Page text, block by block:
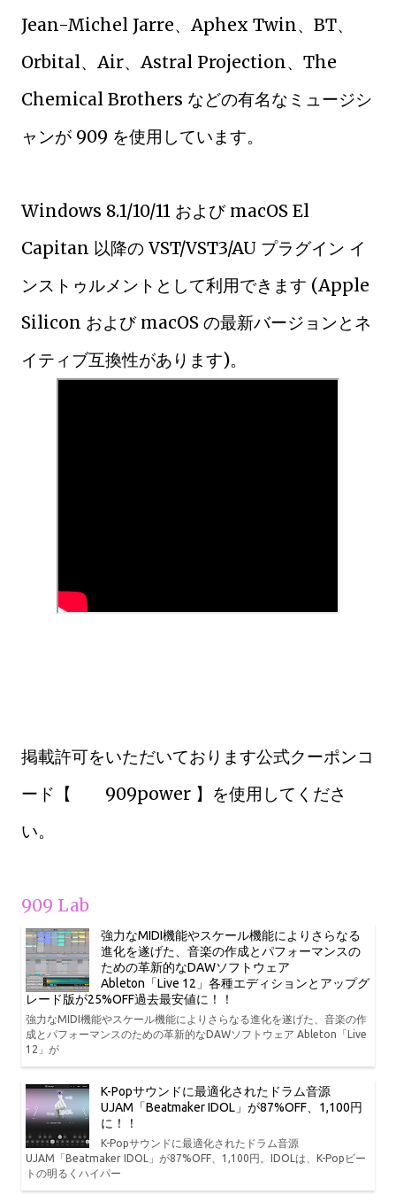
Jean-Michel Jarre、Aphex Twin、BT、
Orbital、Air、Astral Projection、The
Chemical Brothers などの有名なミュージシ
ャンが 909 を使用しています。
Windows 8.1/10/11 および macOS El
Capitan 以降の VST/VST3/AU プラグイン イ
ンストゥルメントとして利用できます (Apple
Silicon および macOS の最新バージョンとネ
イティブ互換性があります)。
掲載許可をいただいております公式クーポンコ
ード【 909power 】を使用してくださ
い。
909 Lab
強力なMIDI機能やスケール機能によりさらなる
進化を遂げた、音楽の作成とパフォーマンスの
ための革新的なDAWソフトウェア
Ableton「Live 12」各種エディションとアップグ
レード版が25%OFF過去最安値に！！
強力なMIDI機能やスケール機能によりさらなる進化を遂げた、音楽の作
成とパフォーマンスのための革新的なDAWソフトウェア Ableton「Live
12」が
K-Popサウンドに最適化されたドラム音源
UJAM「Beatmaker IDOL」が87%OFF、1,100円
に！！
K-Popサウンドに最適化されたドラム音源
UJAM「Beatmaker IDOL」が87%OFF、1,100円。IDOLは、K-Popビー
トの明るくハイパー